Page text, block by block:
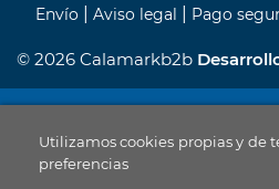
Utilizamos cookies propias y de
preferencias
Envío Aviso legal Pago
© 2026 Calamarkb2b